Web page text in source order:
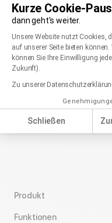
Kurze Cookie-
dann geht's weiter.
Unsere Website nutzt Cookies,
auf unserer Seite bieten
können Sie Ihre Einwilligung
Zukunft).
Zu unserer
Schließen
War dieser Artikel
Nein
Produkt
Funktionen